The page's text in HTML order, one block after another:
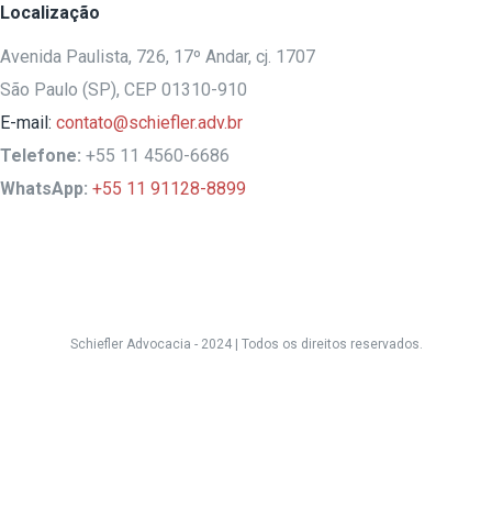
Localização
Avenida Paulista, 726, 17º Andar, cj. 1707
São Paulo (SP), CEP 01310-910
E-mail: contato@schiefler.adv.br
Telefone: +55 11 4560-6686
WhatsApp: +55 11 91128-8899
Schiefler Advocacia - 2024 | Todos os direitos reservados.